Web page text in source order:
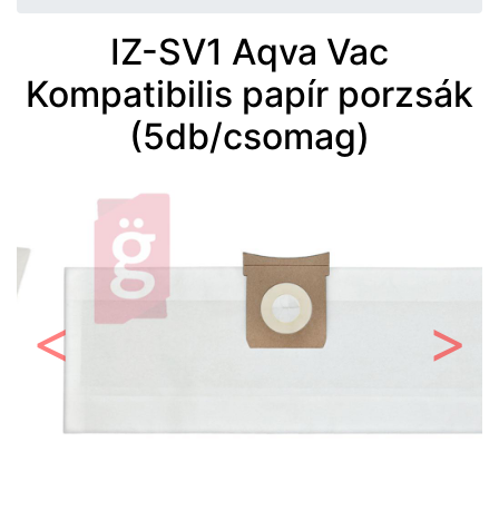
IZ-SV1 Aqva Vac
Kompatibilis papír porzsák
(5db/csomag)
Előző